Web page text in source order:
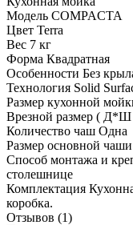
Модель COMPACTA
Цвет Terra
Вес 7 кг
Форма Квадратная
Особенности Без
Технология Solid
Размер кухонной
Врезной размер (
Количество чаш Одна
Размер основной
Способ монтажа и
столешнице
Комплектация
коробка.
Отзывов (1)